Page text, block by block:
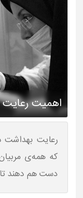
اهمیت
رعایت بهداشت
که همه‌ی
دست هم دهند تا